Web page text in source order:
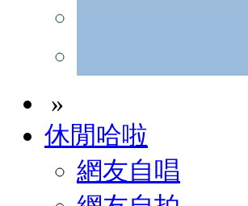
»
休閒哈啦
網友自唱